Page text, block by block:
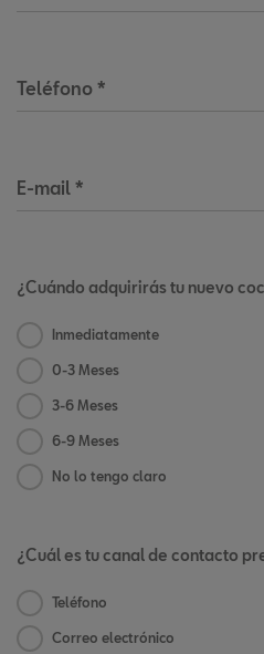
Teléfono *
E-mail *
¿Cuándo adquirirás tu nuevo
Inmediatamente
0-3 Meses
3-6 Meses
6-9 Meses
No lo tengo claro
¿Cuál es tu canal de contacto
Teléfono
Correo electrónico